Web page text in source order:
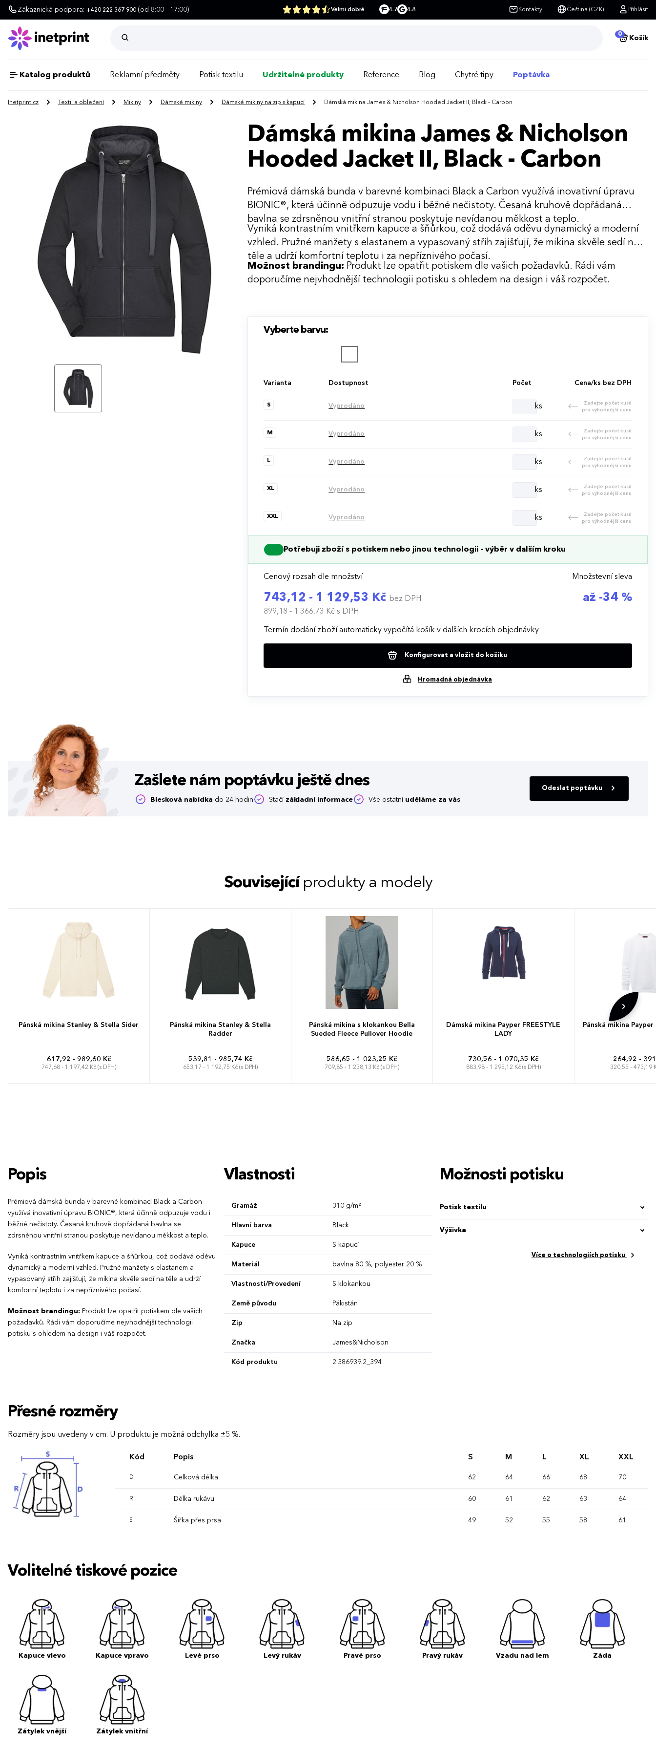
Zákaznická podpora: +420 222 367 900 (od 8:00 - 17:00) Velmi dobré 4.7 4.8 Kontakty Čeština (CZK) Přihlásit
0
Košík
Katalog produktů Reklamní předměty Potisk textilu Udržitelné produkty Reference Blog Chytré tipy Poptávka
Inetprint.cz Textil a oblečení Mikiny Dámské mikiny Dámské mikiny na zip s kapucí Dámská mikina James & Nicholson Hooded Jacket II, Black - Carbon
Dámská mikina James & Nicholson
Hooded Jacket II, Black - Carbon
Prémiová dámská bunda v barevné kombinaci Black a Carbon využívá inovativní úpravu
BIONIC®, která účinně odpuzuje vodu i běžné nečistoty. Česaná kruhově dopřádaná
bavlna se zdrsněnou vnitřní stranou poskytuje nevídanou měkkost a teplo.
Vyniká kontrastním vnitřkem kapuce a šňůrkou, což dodává oděvu dynamický a moderní
vzhled. Pružné manžety s elastanem a vypasovaný střih zajišťují, že mikina skvěle sedí na
těle a udrží komfortní teplotu i za nepříznivého počasí.
Možnost brandingu: Produkt lze opatřit potiskem dle vašich požadavků. Rádi vám
doporučíme nejvhodnější technologii potisku s ohledem na design i váš rozpočet.
Vyberte barvu:
Varianta Dostupnost Počet Cena/ks bez DPH
S Vyprodáno ks
Zadejte počet kusů
pro výhodnější cenu
M Vyprodáno ks
Zadejte počet kusů
pro výhodnější cenu
L Vyprodáno ks
Zadejte počet kusů
pro výhodnější cenu
XL Vyprodáno ks
Zadejte počet kusů
pro výhodnější cenu
XXL Vyprodáno ks
Zadejte počet kusů
pro výhodnější cenu
Potřebuji zboží s potiskem nebo jinou technologii - výběr v dalším kroku
Cenový rozsah dle množství
743,12 - 1 129,53 Kč bez DPH
899,18 - 1 366,73 Kčs DPH
Množstevní sleva
až -34 %
Termín dodání zboží automaticky vypočítá košík v dalších krocích objednávky
Konfigurovat a vložit do košíku
Hromadná objednávka
Zašlete nám poptávku ještě dnes
Blesková nabídka do 24 hodin Stačí základní informace Vše ostatní uděláme za vás
Odeslat poptávku
Související produkty a modely
Pánská mikina Stanley & Stella Sider
617,92 - 989,60 Kč
747,68 - 1 197,42 Kč (s DPH)
Pánská mikina Stanley & Stella
Radder
539,81 - 985,74 Kč
653,17 - 1 192,75 Kč (s DPH)
Pánská mikina s klokankou Bella
Sueded Fleece Pullover Hoodie
586,65 - 1 023,25 Kč
709,85 - 1 238,13 Kč (s DPH)
Dámská mikina Payper FREESTYLE
LADY
730,56 - 1 070,35 Kč
883,98 - 1 295,12 Kč (s DPH)
Pánská mikina Payper
264,92 -
320,55 - 473,19
Popis
Prémiová dámská bunda v barevné kombinaci Black a Carbon
využívá inovativní úpravu BIONIC®, která účinně odpuzuje vodu i
běžné nečistoty. Česaná kruhově dopřádaná bavlna se
zdrsněnou vnitřní stranou poskytuje nevídanou měkkost a teplo.
Vyniká kontrastním vnitřkem kapuce a šňůrkou, což dodává oděvu
dynamický a moderní vzhled. Pružné manžety s elastanem a
vypasovaný střih zajišťují, že mikina skvěle sedí na těle a udrží
komfortní teplotu i za nepříznivého počasí.
Možnost brandingu: Produkt lze opatřit potiskem dle vašich
požadavků. Rádi vám doporučíme nejvhodnější technologii
potisku s ohledem na design i váš rozpočet.
Vlastnosti
Gramáž 310 g/m²
Hlavní barva Black
Kapuce S kapucí
Materiál bavlna 80 %, polyester 20 %
Vlastnosti/Provedení S klokankou
Země původu Pákistán
Zip Na zip
Značka James&Nicholson
Kód produktu 2.386939.2_394
Možnosti potisku
Potisk textilu
Výšivka
Více o technologiích potisku
Přesné rozměry
Rozměry jsou uvedeny v cm. U produktu je možná odchylka ±5 %.
Kód Popis S M L XL XXL
D Celková délka 62 64 66 68 70
R Délka rukávu 60 61 62 63 64
S Šířka přes prsa 49 52 55 58 61
Volitelné tiskové pozice
Kapuce vlevo Kapuce vpravo Levé prso Levý rukáv Pravé prso Pravý rukáv Vzadu nad lem Záda
Zátylek vnější Zátylek vnitřní